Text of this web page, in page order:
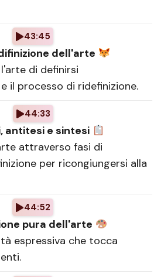
43:45
dell'arte
di definirsi
il processo di ridefinizione.
44:33
antitesi e sintesi
attraverso fasi di
per ricongiungersi alla
44:52
pura dell'arte
espressiva che tocca